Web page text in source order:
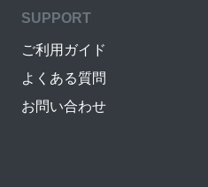
SUPPORT
ご利用ガイド
よくある質問
お問い合わせ